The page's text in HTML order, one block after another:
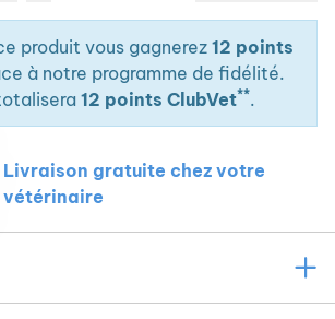
produit vous gagnerez 12 points
à notre programme de fidélité.
12 points ClubVet**.
Livraison gratuite chez votre
vétérinaire